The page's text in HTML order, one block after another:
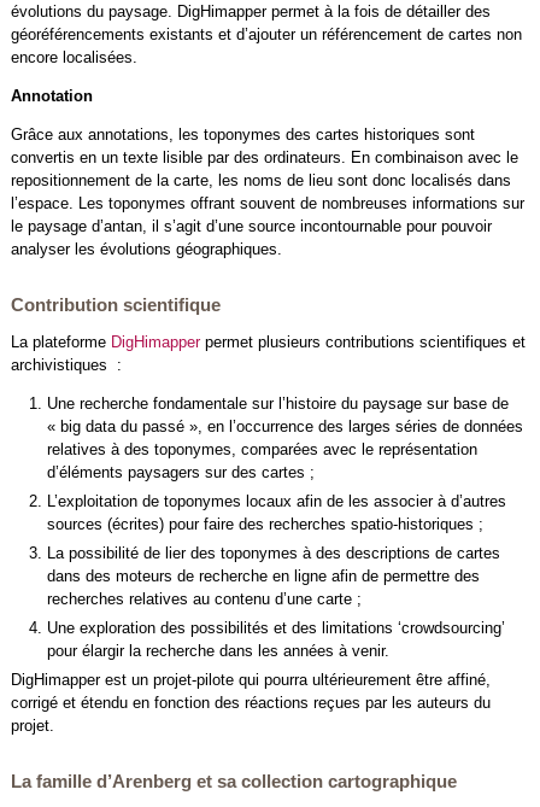
évolutions du paysage. DigHimapper permet à la fois de détailler des
géoréférencements existants et d’ajouter un référencement de cartes non
encore localisées.
Annotation
Grâce aux annotations, les toponymes des cartes historiques sont
convertis en un texte lisible par des ordinateurs. En combinaison avec le
repositionnement de la carte, les noms de lieu sont donc localisés dans
l’espace. Les toponymes offrant souvent de nombreuses informations sur
le paysage d’antan, il s’agit d’une source incontournable pour pouvoir
analyser les évolutions géographiques.
Contribution scientifique
La plateforme DigHimapperpermet plusieurs contributions scientifiques et
archivistiques :
Une recherche fondamentale sur l’histoire du paysage sur base de
« big data du passé », en l’occurrence des larges séries de données
relatives à des toponymes, comparées avec le représentation
d’éléments paysagers sur des cartes ;
L’exploitation de toponymes locaux afin de les associer à d’autres
sources (écrites) pour faire des recherches spatio-historiques ;
La possibilité de lier des toponymes à des descriptions de cartes
dans des moteurs de recherche en ligne afin de permettre des
recherches relatives au contenu d’une carte ;
Une exploration des possibilités et des limitations ‘crowdsourcing’
pour élargir la recherche dans les années à venir.
DigHimapper est un projet-pilote qui pourra ultérieurement être affiné,
corrigé et étendu en fonction des réactions reçues par les auteurs du
projet.
La famille d’Arenberg et sa collection cartographique